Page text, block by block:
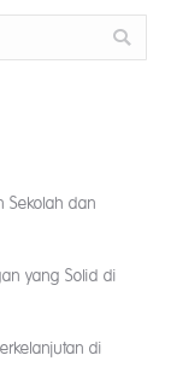
Sekolah dan
yang Solid di
di